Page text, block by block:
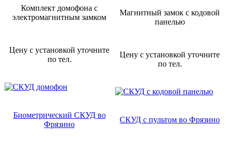
Комплект домофона с
электромагнитным замком
Цену с установкой уточните
по тел.
Магнитный замок с кодовой
панелью
Цену с установкой уточните
по тел.
Биометрический СКУД во
Фрязино
СКУД с пультом во Фрязино